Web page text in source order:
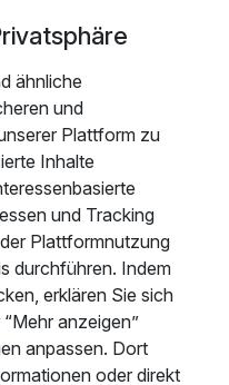
der jeweiligen
Erlebnis ab.
die Gäste eine
Illy-Kaffee,
sowie
hoteleigenen Konditorei.
la-carte-Gerichte wie
Trüffeln oder Garnelen
angeboten. Ein
mit Cocktails, Cognacs,
Live-Musik
ähnliche
und
Plattform zu
Inhalte
und Tracking
Plattformnutzung
durchführen. Indem
erklären Sie sich
anzeigen”
anpassen. Dort
oder direkt